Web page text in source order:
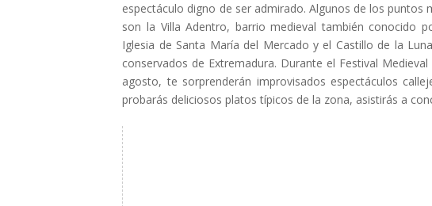
espectáculo digno de ser admirado. Algunos de los puntos
son la Villa Adentro, barrio medieval también conocido
Iglesia de Santa María del Mercado y el Castillo de la
conservados de Extremadura. Durante el Festival
agosto, te sorprenderán improvisados espectáculos
probarás deliciosos platos típicos de la zona, asistirás a